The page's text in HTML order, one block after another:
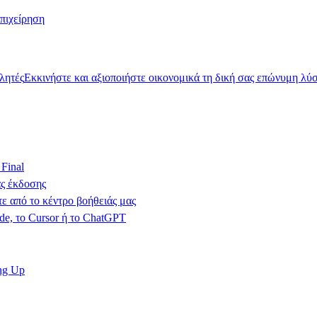
Εκκινήστε και αξιοποιήστε οικονομικά τη δική σας επώνυμη
έκδοσης
από το κέντρο βοήθειάς μας
το Cursor ή το ChatGPT
Up